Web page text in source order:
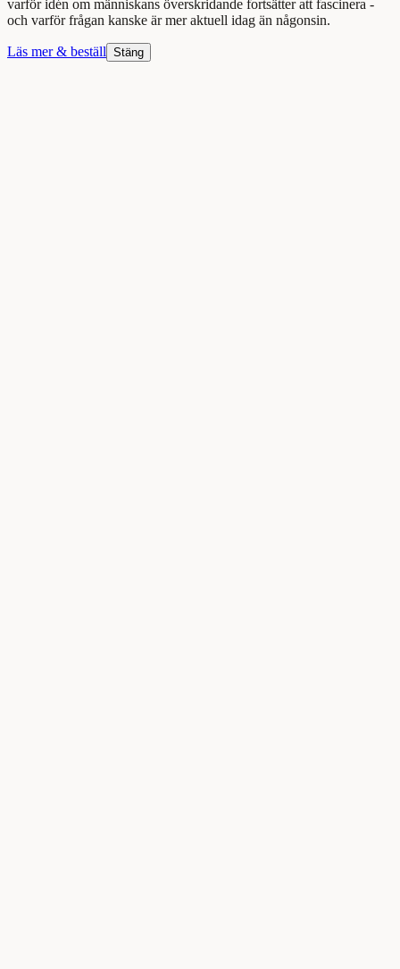
varför idén om människans överskridande fortsätter att fascinera -
och varför frågan kanske är mer aktuell idag än någonsin.
Läs mer & beställ Stäng